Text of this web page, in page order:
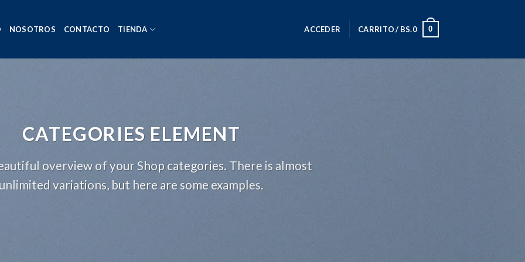
NOSOTROS CONTACTO TIENDA ACCEDER CARRITO / BS.0 0
CATEGORIES ELEMENT
overview of your Shop categories. There is almost
unlimited variations, but here are some examples.